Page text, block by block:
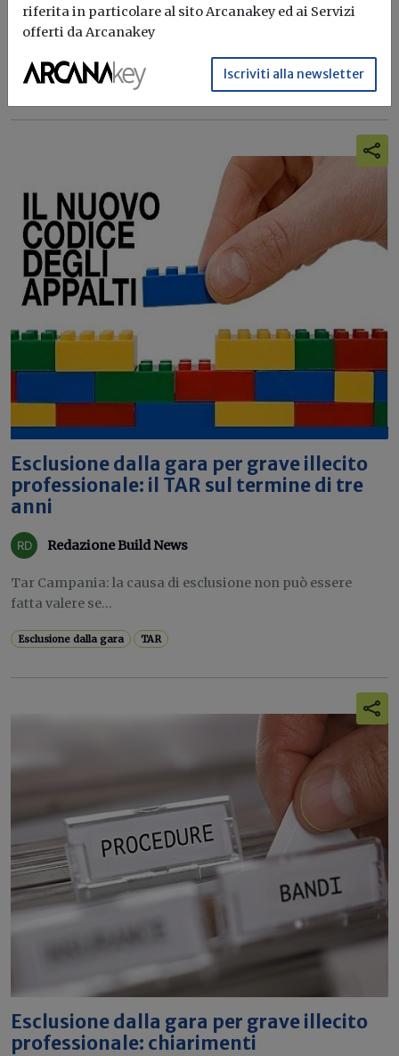
Pubblicato in G.U. il decreto del Mef che individua i limiti
Esclusione dalla gara Fiscale Codice dei contratti pubblici
Esclusione dalla gara per grave illecito
professionale: il TAR sul termine di tre
anni
Redazione Build News
Tar Campania: la causa di esclusione non può essere
fatta valere se...
Esclusione dalla gara TAR
Esclusione dalla gara per grave illecito
professionale: chiarimenti
riferita in particolare al sito Arcanakey ed ai Servizi
offerti da Arcanakey
Iscriviti alla newsletter